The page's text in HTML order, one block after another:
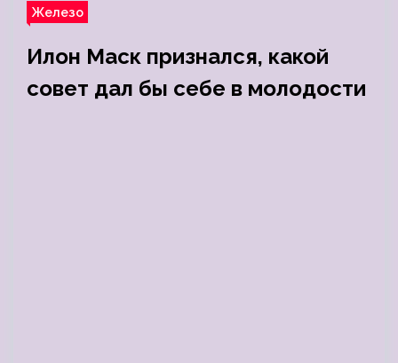
Железо
Илон Маск признался, какой
совет дал бы себе в молодости